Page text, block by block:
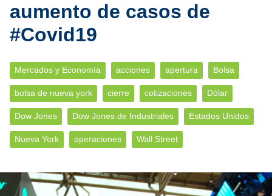
aumento de casos de
#Covid19
Mercados y Economía acciones apertura Bolsa
bolsa de nueva york cierre cotizaciones Dólar
Dow Jones Dow Jones de Industriales Estados Unidos
Nueva York operaciones Wall Street